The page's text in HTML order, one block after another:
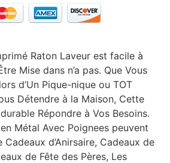
Raton Laveur est facile à
Mise dans n’a pas. Que Vous
d’Un Pique-nique ou TOT
Détendre à la Maison, Cette
Répondre à Vos Besoins.
Métal Avec Poignees peuvent
d’Anirsaire, Cadeaux de
de Fête des Pères, Les